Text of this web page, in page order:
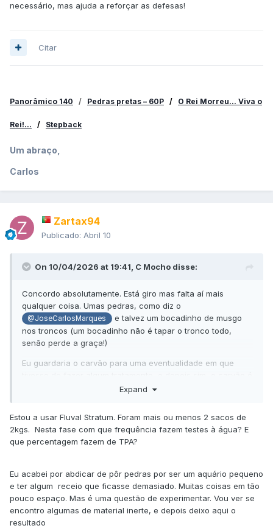
necessário, mas ajuda a reforçar as defesas!
Citar
Panorâmico 140 / Pedras pretas – 60P / O Rei Morreu... Viva o
Rei!... / Stepback
Um abraço,
Carlos
Zartax94
Publicado: Abril 10
On 10/04/2026 at 19:41, C Mocho disse:
Concordo absolutamente. Está giro mas falta aí mais
qualquer coisa. Umas pedras, como diz o
@JoseCarlosMarques
e talvez um bocadinho de musgo
nos troncos (um bocadinho não é tapar o tronco todo,
senão perde a graça!)
Eu guardaria o carvão para uma eventualidade em que
necessário... Esponja, só no pré-filtro ou caso não exista
Charcoal da ADA, senão acontece o que o
@JoseCarlosMarques
Sim, mas aqui discordo parcialmente com o que foi
afirmado. Num aquário com um solo fértil muito potente
(tipo ADA), é preciso fazer como foi dito pelo
@JoseCarlosMarques
, mas se o substrato for pouco
potente, ou inerte), ou se for em pouca quantidade, não é
Expand
Estou a usar Fluval Stratum. Foram mais ou menos 2 sacos de
2kgs. Nesta fase com que frequência fazem testes à água? E
que percentagem fazem de TPA?
Eu acabei por abdicar de pôr pedras por ser um aquário pequeno
e ter algum receio que ficasse demasiado. Muitas coisas em tão
pouco espaço. Mas é uma questão de experimentar. Vou ver se
encontro algumas de material inerte, e depois deixo aqui o
resultado